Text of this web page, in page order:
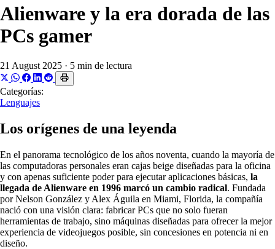
Alienware y la era dorada de las
PCs gamer
21 August 2025 · 5 min de lectura
Categorías:
Lenguajes
Los orígenes de una leyenda
En el panorama tecnológico de los años noventa, cuando la mayoría de
las computadoras personales eran cajas beige diseñadas para la oficina
y con apenas suficiente poder para ejecutar aplicaciones básicas, la
llegada de Alienware en 1996 marcó un cambio radical. Fundada
por Nelson González y Alex Águila en Miami, Florida, la compañía
nació con una visión clara: fabricar PCs que no solo fueran
herramientas de trabajo, sino máquinas diseñadas para ofrecer la mejor
experiencia de videojuegos posible, sin concesiones en potencia ni en
diseño.